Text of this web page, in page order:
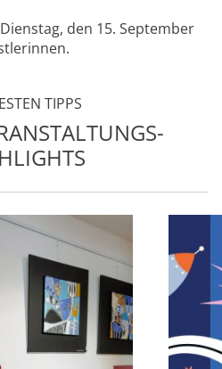
den 15. September
TIPPS